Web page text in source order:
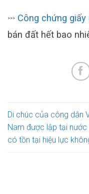
>>> Công chứng giấy
bán đất hết bao
Di chúc của công dân
Nam được lập tại nước
có tồn tại hiệu lực